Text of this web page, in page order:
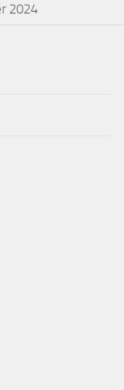
2024